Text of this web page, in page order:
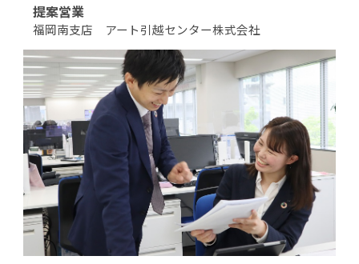
提案営業
福岡南支店 アート引越センター株式会社